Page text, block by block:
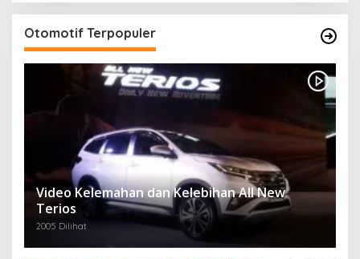
Otomotif Terpopuler
Video Kelemahan dan Kelebihan All New
Terios
2005 Dilihat